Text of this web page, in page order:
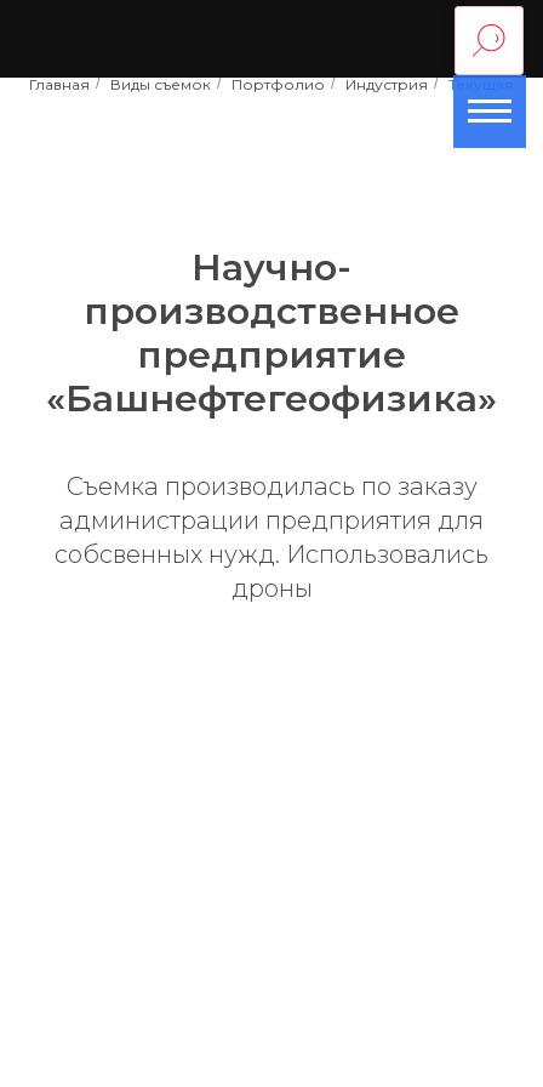
Главная / Виды съемок / Портфолио / Индустрия / Текущая
Научно-
производственное
предприятие
«Башнефтегеофизика»
Съемка производилась по заказу
администрации предприятия для
собсвенных нужд. Использовались
дроны